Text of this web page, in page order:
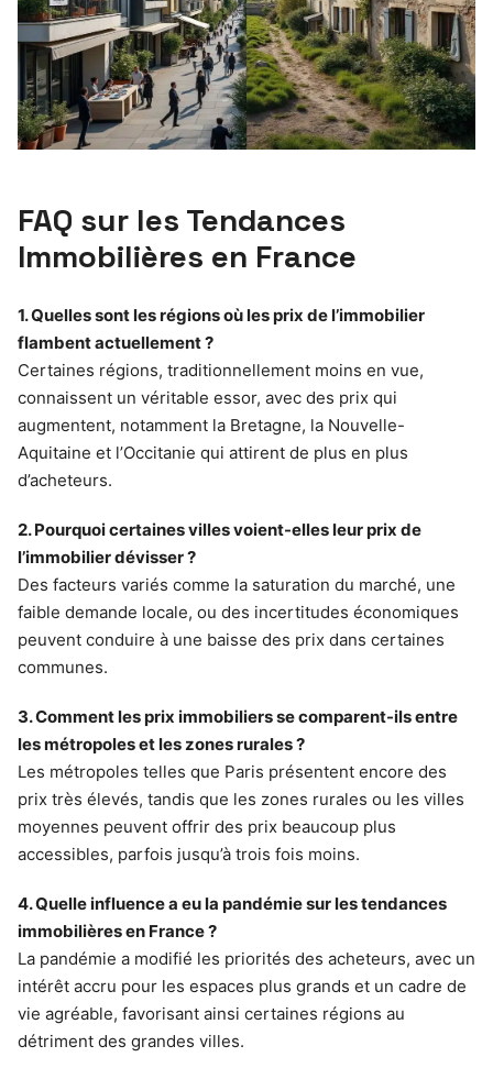
FAQ sur les Tendances
Immobilières en France
1. Quelles sont les régions où les prix de l’immobilier
flambent actuellement ?
Certaines régions, traditionnellement moins en vue,
connaissent un véritable essor, avec des prix qui
augmentent, notamment la Bretagne, la Nouvelle-
Aquitaine et l’Occitanie qui attirent de plus en plus
d’acheteurs.
2. Pourquoi certaines villes voient-elles leur prix de
l’immobilier dévisser ?
Des facteurs variés comme la saturation du marché, une
faible demande locale, ou des incertitudes économiques
peuvent conduire à une baisse des prix dans certaines
communes.
3. Comment les prix immobiliers se comparent-ils entre
les métropoles et les zones rurales ?
Les métropoles telles que Paris présentent encore des
prix très élevés, tandis que les zones rurales ou les villes
moyennes peuvent offrir des prix beaucoup plus
accessibles, parfois jusqu’à trois fois moins.
4. Quelle influence a eu la pandémie sur les tendances
immobilières en France ?
La pandémie a modifié les priorités des acheteurs, avec un
intérêt accru pour les espaces plus grands et un cadre de
vie agréable, favorisant ainsi certaines régions au
détriment des grandes villes.